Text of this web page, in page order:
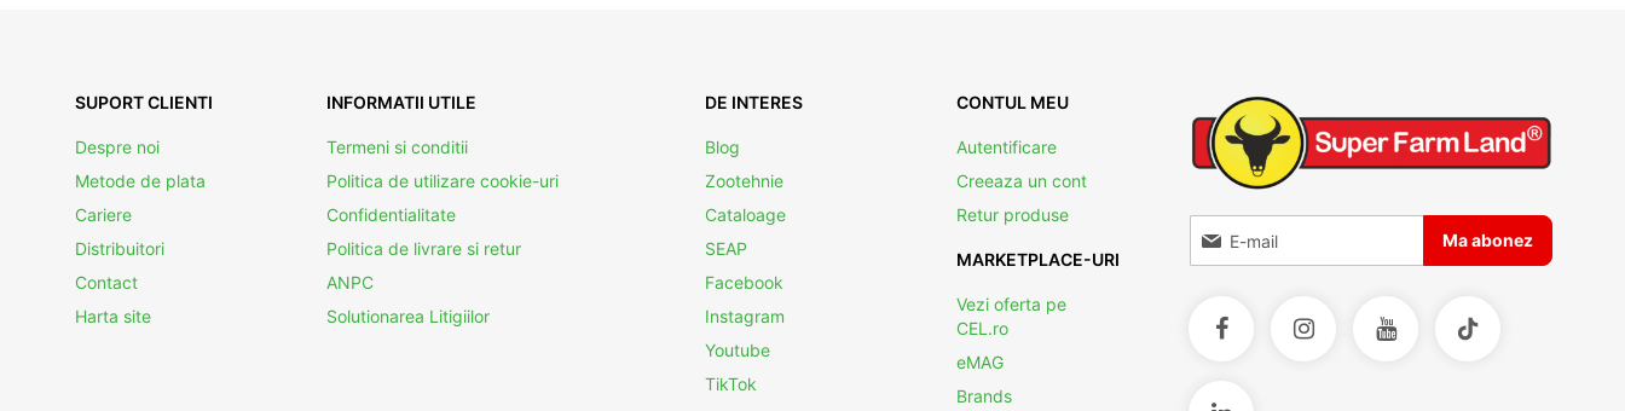
SUPORT CLIENTI
Despre noi
Metode de plata
Cariere
Distribuitori
Contact
Harta site
INFORMATII UTILE
Termeni si conditii
Politica de utilizare cookie-uri
Confidentialitate
Politica de livrare si retur
ANPC
Solutionarea Litigiilor
DE INTERES
Blog
Zootehnie
Cataloage
SEAP
Facebook
Instagram
Youtube
TikTok
CONTUL MEU
Autentificare
Creeaza un cont
Retur produse
MARKETPLACE-URI
Vezi oferta pe
CEL.ro
eMAG
Brands
Inscrieti-va la Buletinele noastre informative
Ma abonez